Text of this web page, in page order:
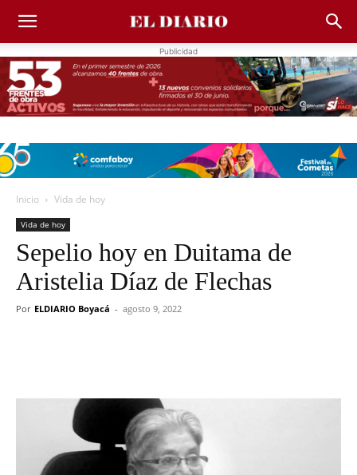
Publicidad
Inicio Vida de hoy
Vida de hoy
Sepelio hoy en Duitama de
Aristelia Díaz de Flechas
Por ELDIARIO Boyacá - agosto 9, 2022